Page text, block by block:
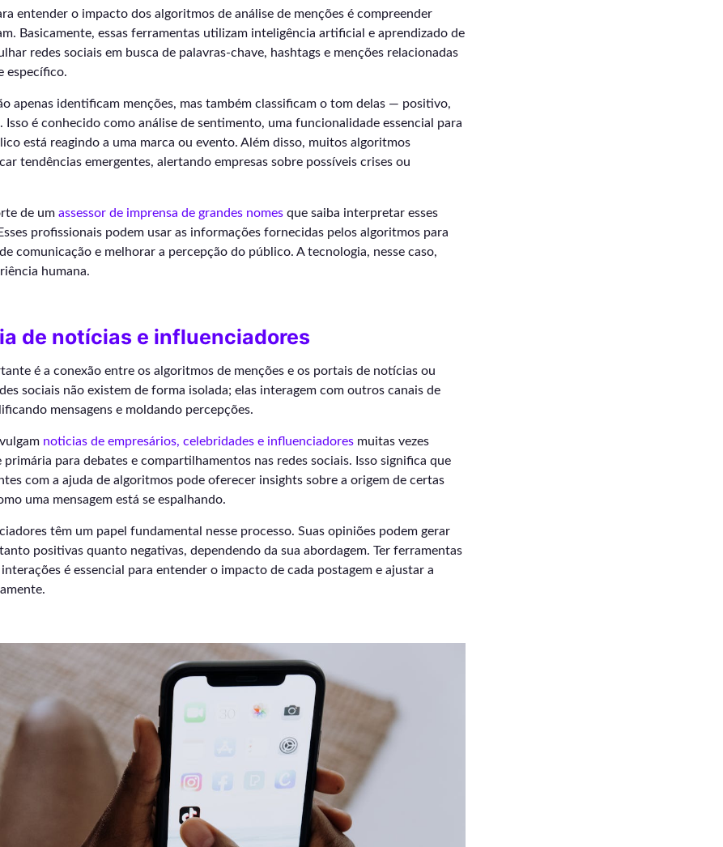
entender o impacto dos algoritmos de análise de menções é compreender
Basicamente, essas ferramentas utilizam inteligência artificial e aprendizado de
redes sociais em busca de palavras-chave, hashtags e menções relacionadas
específico.
apenas identificam menções, mas também classificam o tom delas — positivo,
Isso é conhecido como análise de sentimento, uma funcionalidade essencial para
está reagindo a uma marca ou evento. Além disso, muitos algoritmos
tendências emergentes, alertando empresas sobre possíveis crises ou
de um assessor de imprensa de grandes nomes que saiba interpretar esses
profissionais podem usar as informações fornecidas pelos algoritmos para
comunicação e melhorar a percepção do público. A tecnologia, nesse caso,
humana.
de notícias e influenciadores
é a conexão entre os algoritmos de menções e os portais de notícias ou
sociais não existem de forma isolada; elas interagem com outros canais de
mensagens e moldando percepções.
noticias de empresários, celebridades e influenciadores muitas vezes
para debates e compartilhamentos nas redes sociais. Isso significa que
com a ajuda de algoritmos pode oferecer insights sobre a origem de certas
uma mensagem está se espalhando.
têm um papel fundamental nesse processo. Suas opiniões podem gerar
positivas quanto negativas, dependendo da sua abordagem. Ter ferramentas
é essencial para entender o impacto de cada postagem e ajustar a